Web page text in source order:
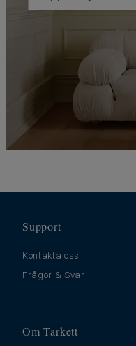
Support
Kontakta oss
Frågor & Svar
Om Tarkett